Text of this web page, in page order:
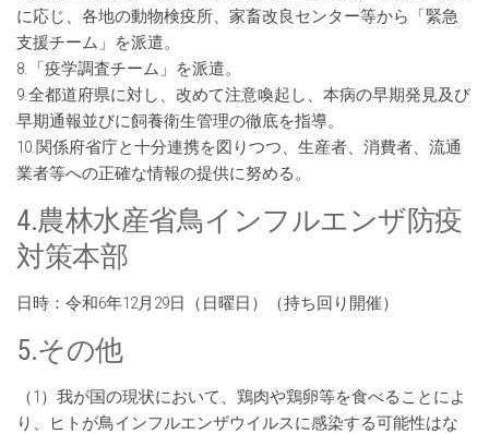
に応じ、各地の動物検疫所、家畜改良センター等から「緊急
支援チーム」を派遣。
8.「疫学調査チーム」を派遣。
9.全都道府県に対し、改めて注意喚起し、本病の早期発見及び
早期通報並びに飼養衛生管理の徹底を指導。
10.関係府省庁と十分連携を図りつつ、生産者、消費者、流通
業者等への正確な情報の提供に努める。
4.農林水産省鳥インフルエンザ防疫
対策本部
日時：令和6年12月29日（日曜日）（持ち回り開催）
5.その他
（1）我が国の現状において、鶏肉や鶏卵等を食べることによ
り、ヒトが鳥インフルエンザウイルスに感染する可能性はな